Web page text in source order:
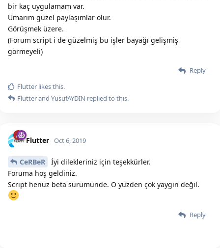
bir kaç uygulamam var.
Umarım güzel paylaşımlar olur.
Görüşmek üzere.
(Forum script i de güzelmiş bu işler bayağı gelişmiş
görmeyeli)
Reply
Flutter likes this.
Flutterand YusufAYDIN replied to this.
Flutter Oct 6, 2019
CeRBeR
İyi dilekleriniz için teşekkürler.
Foruma hoş geldiniz.
Script henüz beta sürümünde. O yüzden çok yaygın değil.
Reply